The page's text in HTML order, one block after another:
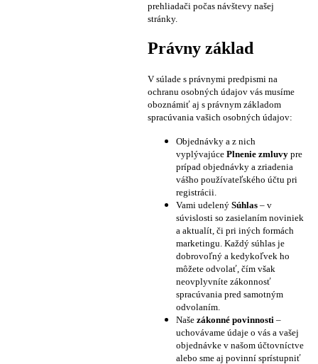
prehliadači počas návštevy našej
stránky.
Právny základ
V súlade s právnymi predpismi na
ochranu osobných údajov vás musíme
oboznámiť aj s právnym základom
spracúvania vašich osobných údajov:
Objednávky a z nich
vyplývajúce Plnenie zmluvy pre
prípad objednávky a zriadenia
vášho používateľského účtu pri
registrácii.
Vami udelený Súhlas – v
súvislosti so zasielaním noviniek
a aktualít, či pri iných formách
marketingu. Každý súhlas je
dobrovoľný a kedykoľvek ho
môžete odvolať, čím však
neovplyvníte zákonnosť
spracúvania pred samotným
odvolaním.
Naše zákonné povinnosti –
uchovávame údaje o vás a vašej
objednávke v našom účtovníctve
alebo sme aj povinní sprístupniť